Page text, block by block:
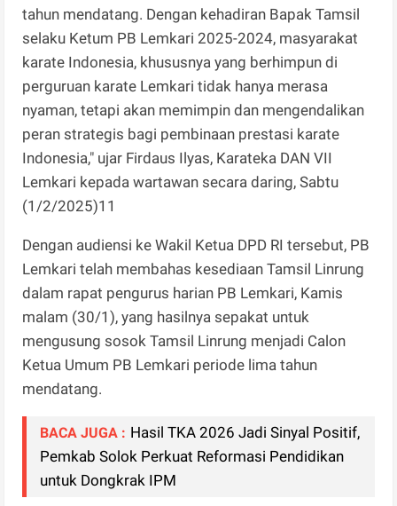
tahun mendatang. Dengan kehadiran Bapak Tamsil
selaku Ketum PB Lemkari 2025-2024, masyarakat
karate Indonesia, khususnya yang berhimpun di
perguruan karate Lemkari tidak hanya merasa
nyaman, tetapi akan memimpin dan mengendalikan
peran strategis bagi pembinaan prestasi karate
Indonesia," ujar Firdaus Ilyas, Karateka DAN VII
Lemkari kepada wartawan secara daring, Sabtu
(1/2/2025)11
Dengan audiensi ke Wakil Ketua DPD RI tersebut, PB
Lemkari telah membahas kesediaan Tamsil Linrung
dalam rapat pengurus harian PB Lemkari, Kamis
malam (30/1), yang hasilnya sepakat untuk
mengusung sosok Tamsil Linrung menjadi Calon
Ketua Umum PB Lemkari periode lima tahun
mendatang.
BACA JUGA : Hasil TKA 2026 Jadi Sinyal Positif,
Pemkab Solok Perkuat Reformasi Pendidikan
untuk Dongkrak IPM